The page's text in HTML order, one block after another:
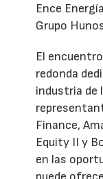
Ence
Grupo
El
redonda
industria de
Finance,
Equity II y
en las